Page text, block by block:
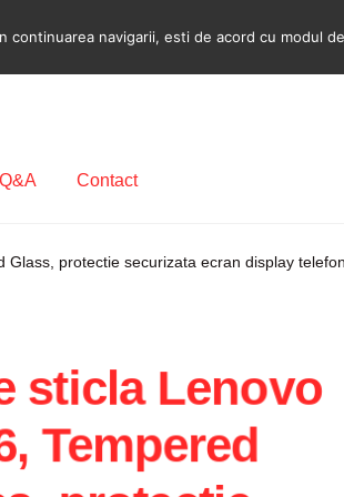
Q&A Contact
Contul meu Despre
Glass, protectie securizata ecran display telefon
sticla Lenovo
Tempered
navigarii, esti de acord cu modul